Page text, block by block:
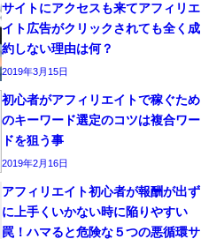
サイトにアクセスも来てアフィリエ
イト広告がクリックされても全く成
約しない理由は何？
2019年3月15日
初心者がアフィリエイトで稼ぐため
のキーワード選定のコツは複合ワー
ドを狙う事
2019年2月16日
アフィリエイト初心者が報酬が出ず
に上手くいかない時に陥りやすい
罠！ハマると危険な５つの悪循環サ